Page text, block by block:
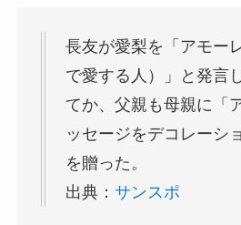
長友が愛梨を「アモー
で愛する人）」と発言
てか、父親も母親に「
ッセージをデコレーシ
を贈った。
出典： サンスポ